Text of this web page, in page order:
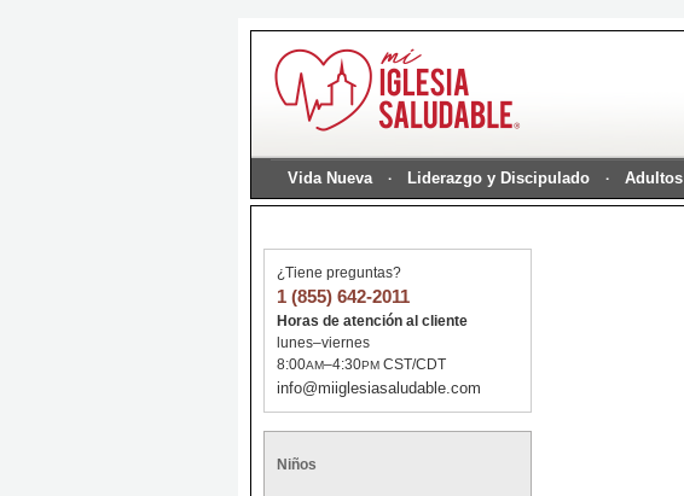
Vida Nueva Liderazgo y Discipulado Adultos
¿Tiene preguntas?
1 (855) 642-2011
Horas de atención al cliente
lunes–viernes
8:00AM–4:30PM CST/CDT
info@miiglesiasaludable.com
Niños